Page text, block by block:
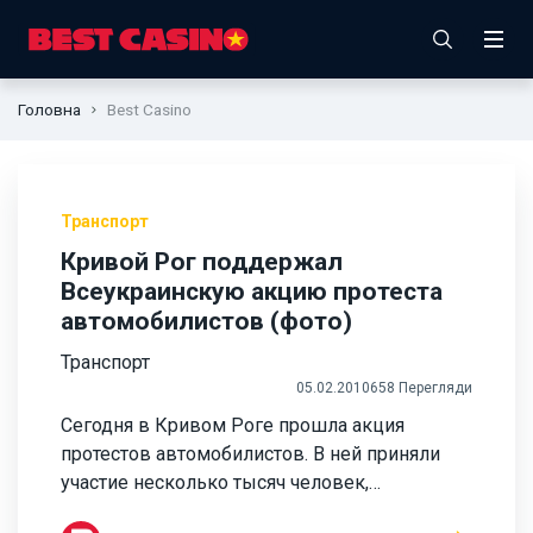
Головна Best Casino
Транспорт
Кривой Рог поддержал
Всеукраинскую акцию протеста
автомобилистов (фото)
Транспорт
05.02.2010658 Перегляди
Сегодня в Кривом Роге прошла акция
протестов автомобилистов. В ней приняли
участие несколько тысяч человек,…